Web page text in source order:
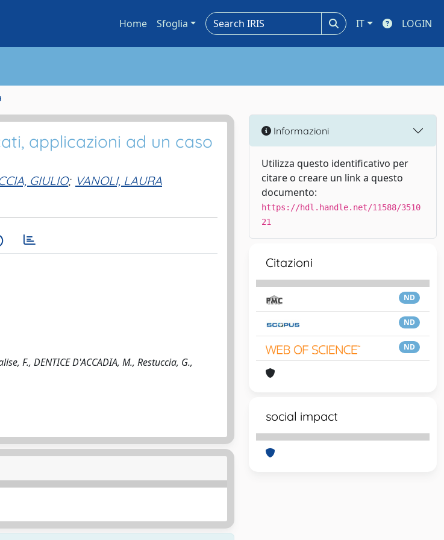
Home Sfoglia IT LOGIN
applicazioni ad un caso
GIULIO; VANOLI, LAURA
F., DENTICE D'ACCADIA, M., Restuccia, G.,
Informazioni
Utilizza questo identificativo per
citare o creare un link a questo
documento:
https://hdl.handle.net/11588/3510
21
Citazioni
ND
ND
ND
social impact